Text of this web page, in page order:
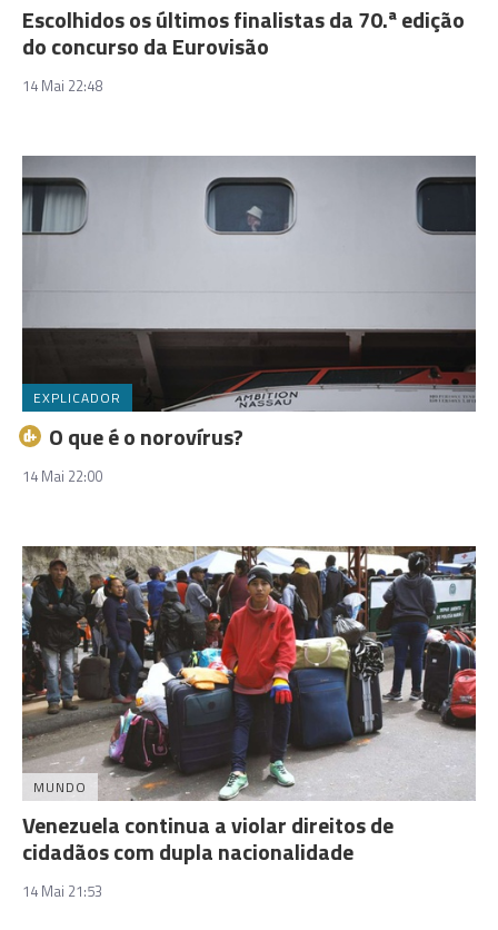
Escolhidos os últimos finalistas da 70.ª edição
do concurso da Eurovisão
14 Mai 22:48
EXPLICADOR
O que é o norovírus?
14 Mai 22:00
MUNDO
Venezuela continua a violar direitos de
cidadãos com dupla nacionalidade
14 Mai 21:53